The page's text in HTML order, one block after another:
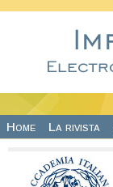
Home La rivista